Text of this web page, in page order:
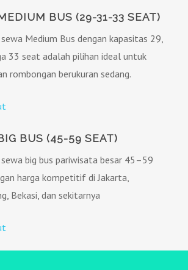
BUS (29-31-33 SEAT)
Medium Bus dengan kapasitas 29,
33 seat adalah pilihan ideal untuk
rombongan berukuran sedang.
BUS (45-59 SEAT)
big bus pariwisata besar 45–59
harga kompetitif di Jakarta,
Bekasi, dan sekitarnya